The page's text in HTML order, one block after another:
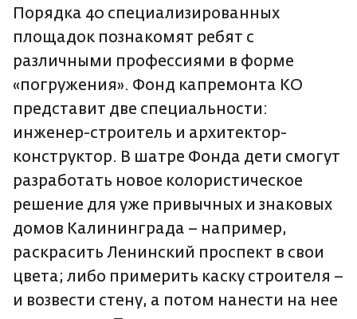
Порядка 40 специализированных
площадок познакомят ребят с
различными профессиями в форме
«погружения». Фонд капремонта КО
представит две специальности:
инженер-строитель и архитектор-
конструктор. В шатре Фонда дети смогут
разработать новое колористическое
решение для уже привычных и знаковых
домов Калининграда – например,
раскрасить Ленинский проспект в свои
цвета; либо примерить каску строителя –
и возвести стену, а потом нанести на нее